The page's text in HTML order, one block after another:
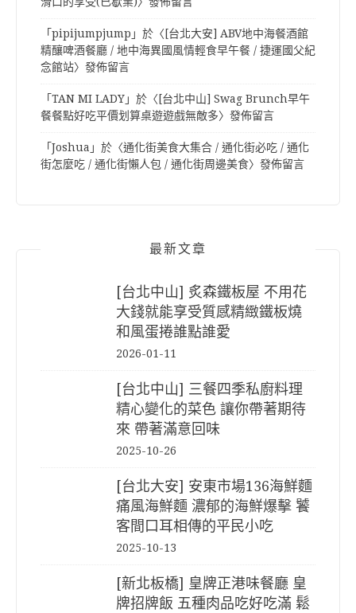
「pipijumpjump 」於〈 [台北大安] ABV地中海餐酒館
精釀啤酒餐廳 / 地中海異國風情輕食早午餐 / 捷運國父紀
念館站〉發佈留言
「TAN MI LADY」於〈 [台北中山] Swag Brunch早午
餐餐點好吃平價划算桌遊遊戲無敵多〉發佈留言
「Joshua 」於〈通化街美食大集合 / 通化街必吃 / 通化
街怎麼吃 / 通化街懶人包 / 通化街周邊美食〉發佈留言
最新文章
[台北中山] 炙森鐵板屋 不用花
大錢就能享受質感精緻鐵板燒
和風蛋捲誰點誰愛
2026-01-11
[台北中山] 三餐四季私廚料理
精心變化的菜色 讓你帶著期待
來 帶著滿意回味
2025-10-26
[台北大安] 安東市場136海鮮麵
痛風海鮮麵 濃郁的海鮮爆擊 饕
客間口耳相傳的平民小吃
2025-10-13
[新北板橋] 皇牌正港味餐廳 皇
牌招牌飯 五種肉品吃好吃滿 鬆